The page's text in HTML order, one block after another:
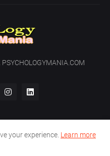
Hubungi Kami
your experience. Learn more